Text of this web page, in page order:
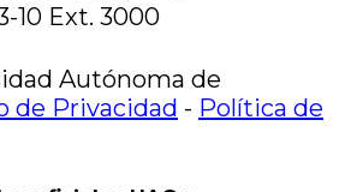
10 Ext. 3000
Autónoma de
de Privacidad - Política de